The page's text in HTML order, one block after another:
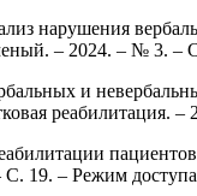
нарушения
– 2024. – № 3. –
и
реабилитация.
19. – Режим